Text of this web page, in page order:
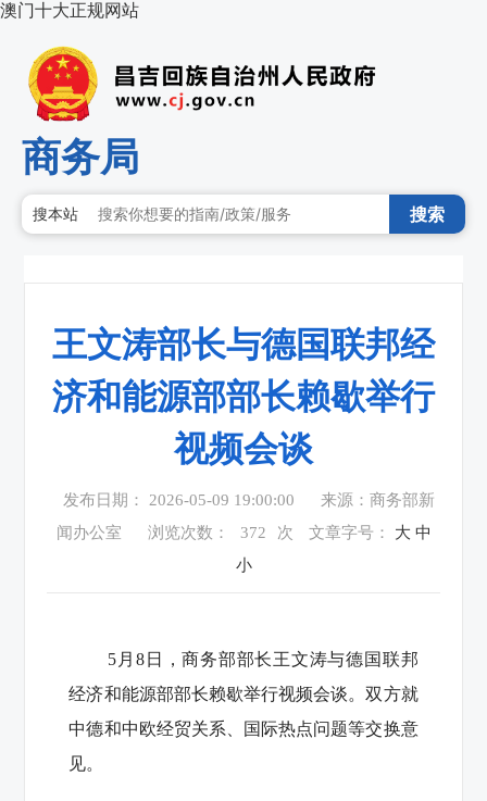
澳门十大正规网站
商务局
搜本站 搜索
王文涛部长与德国联邦经
济和能源部部长赖歇举行
视频会谈
发布日期： 2026-05-09 19:00:00
来源：商务部新
闻办公室
浏览次数： 372 次 文章字号： 大 中
小
5月8日，商务部部长王文涛与德国联邦
经济和能源部部长赖歇举行视频会谈。双方就
中德和中欧经贸关系、国际热点问题等交换意
见。